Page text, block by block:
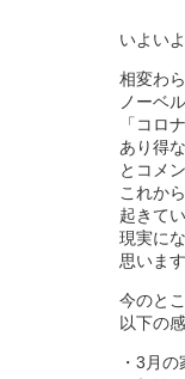
いよい
相変わ
ノーベ
「コロ
あり得な
とコメ
これか
起きて
現実に
思います
今のと
以下の
・3月